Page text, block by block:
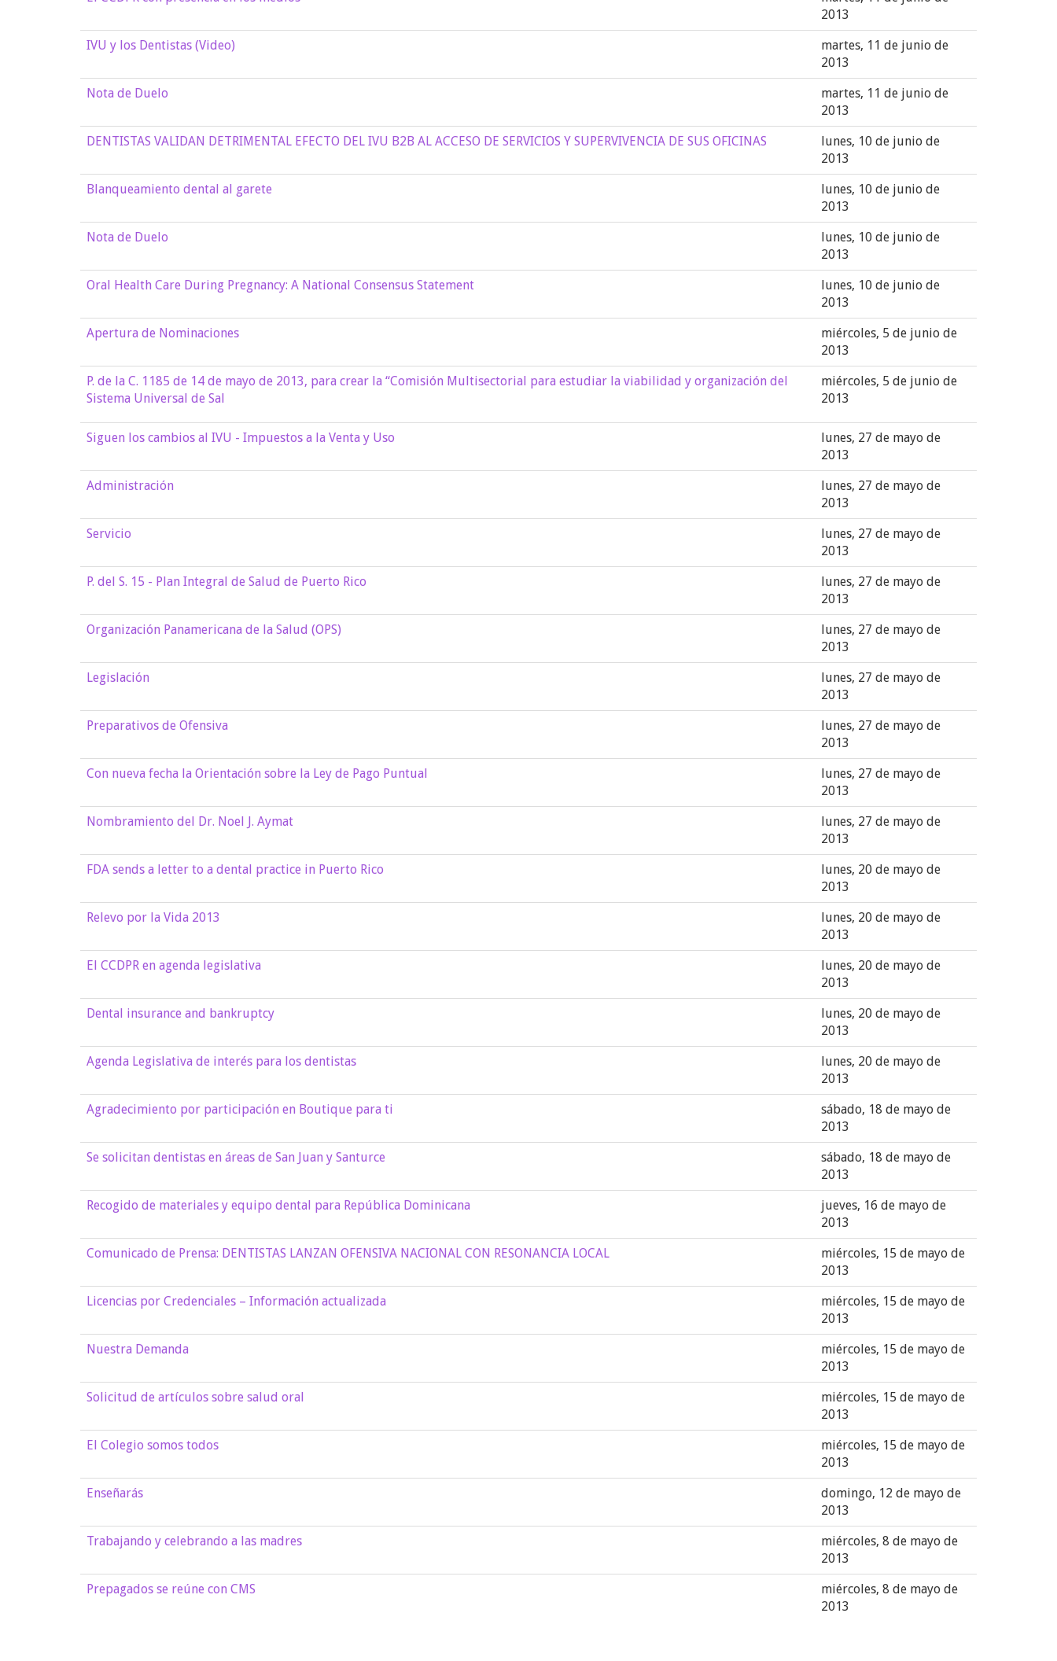
2013
IVU y los Dentistas (Video)
martes, 11 de junio de
2013
Nota de Duelo
martes, 11 de junio de
2013
DENTISTAS VALIDAN DETRIMENTAL EFECTO DEL IVU B2B AL ACCESO DE SERVICIOS Y SUPERVIVENCIA DE SUS OFICINAS
lunes, 10 de junio de
2013
Blanqueamiento dental al garete
lunes, 10 de junio de
2013
Nota de Duelo
lunes, 10 de junio de
2013
Oral Health Care During Pregnancy: A National Consensus Statement
lunes, 10 de junio de
2013
Apertura de Nominaciones
miércoles, 5 de junio de
2013
P. de la C. 1185 de 14 de mayo de 2013, para crear la “Comisión Multisectorial para estudiar la viabilidad y organización del
Sistema Universal de Sal
miércoles, 5 de junio de
2013
Siguen los cambios al IVU - Impuestos a la Venta y Uso
lunes, 27 de mayo de
2013
Administración
lunes, 27 de mayo de
2013
Servicio
lunes, 27 de mayo de
2013
P. del S. 15 - Plan Integral de Salud de Puerto Rico
lunes, 27 de mayo de
2013
Organización Panamericana de la Salud (OPS)
lunes, 27 de mayo de
2013
Legislación
lunes, 27 de mayo de
2013
Preparativos de Ofensiva
lunes, 27 de mayo de
2013
Con nueva fecha la Orientación sobre la Ley de Pago Puntual
lunes, 27 de mayo de
2013
Nombramiento del Dr. Noel J. Aymat
lunes, 27 de mayo de
2013
FDA sends a letter to a dental practice in Puerto Rico
lunes, 20 de mayo de
2013
Relevo por la Vida 2013
lunes, 20 de mayo de
2013
El CCDPR en agenda legislativa
lunes, 20 de mayo de
2013
Dental insurance and bankruptcy
lunes, 20 de mayo de
2013
Agenda Legislativa de interés para los dentistas
lunes, 20 de mayo de
2013
Agradecimiento por participación en Boutique para ti
sábado, 18 de mayo de
2013
Se solicitan dentistas en áreas de San Juan y Santurce
sábado, 18 de mayo de
2013
Recogido de materiales y equipo dental para República Dominicana
jueves, 16 de mayo de
2013
Comunicado de Prensa: DENTISTAS LANZAN OFENSIVA NACIONAL CON RESONANCIA LOCAL
miércoles, 15 de mayo de
2013
Licencias por Credenciales – Información actualizada
miércoles, 15 de mayo de
2013
Nuestra Demanda
miércoles, 15 de mayo de
2013
Solicitud de artículos sobre salud oral
miércoles, 15 de mayo de
2013
El Colegio somos todos
miércoles, 15 de mayo de
2013
Enseñarás
domingo, 12 de mayo de
2013
Trabajando y celebrando a las madres
miércoles, 8 de mayo de
2013
Prepagados se reúne con CMS
miércoles, 8 de mayo de
2013